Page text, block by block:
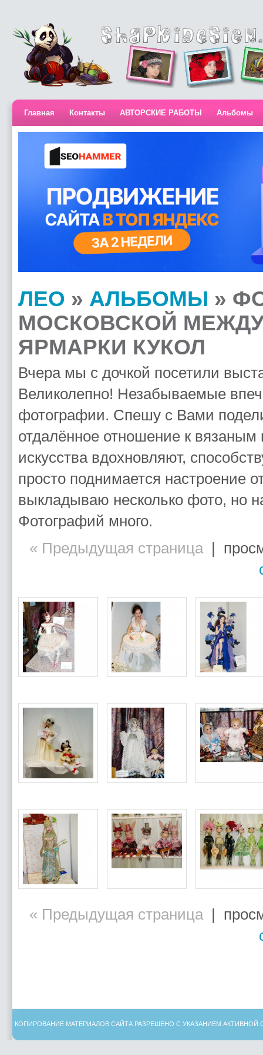
Главная Контакты АВТОРСКИЕ РАБОТЫ Альбомы
ЛЕО » АЛЬБОМЫ »
МОСКОВСКОЙ
ЯРМАРКИ КУКОЛ
Вчера мы с дочкой посетили
Великолепно! Незабываемые
фотографии. Спешу с Вами
отдалённое отношение к
искусства вдохновляют,
просто поднимается настроение
выкладываю несколько фото, но
Фотографий много.
« Предыдущая страница |
« Предыдущая страница |
КОПИРОВАНИЕ МАТЕРИАЛОВ САЙТА РАЗРЕШЕНО С УКАЗАНИЕМ АКТИВНОЙ